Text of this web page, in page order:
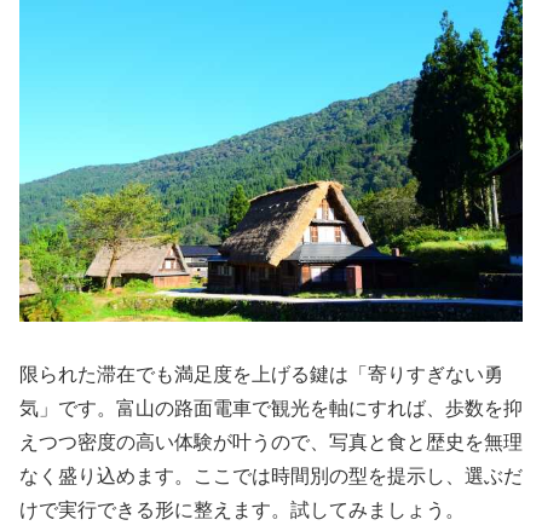
限られた滞在でも満足度を上げる鍵は「寄りすぎない勇
気」です。富山の路面電車で観光を軸にすれば、歩数を抑
えつつ密度の高い体験が叶うので、写真と食と歴史を無理
なく盛り込めます。ここでは時間別の型を提示し、選ぶだ
けで実行できる形に整えます。試してみましょう。